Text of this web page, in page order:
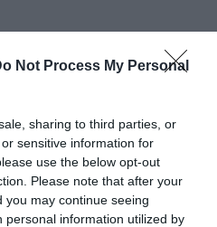
Not Process My Personal
sharing to third parties, or
sensitive information for
use the below opt-out
Please note that after your
may continue seeing
personal information utilized by
siloz, patronii sub